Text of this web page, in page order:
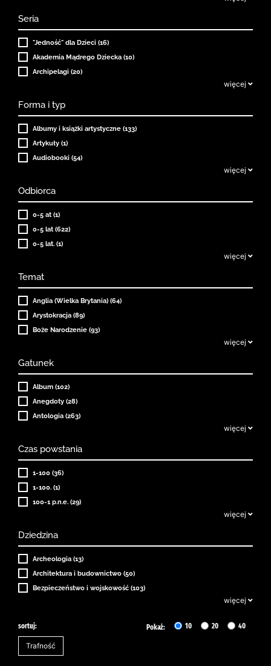
Seria
"Jedność" dla Dzieci (16)
Akademia Mądrego Dziecka (10)
Archipelagi (20)
więcej
Forma i typ
Albumy i książki artystyczne (133)
Artykuły (1)
Audiobooki (54)
więcej
Odbiorca
0-5 at (1)
0-5 lat (622)
0-5 lat. (1)
więcej
Temat
Anglia (Wielka Brytania) (64)
Arystokracja (89)
Boże Narodzenie (93)
więcej
Gatunek
Album (102)
Anegdoty (28)
Antologia (263)
więcej
Czas powstania
1-100 (36)
1-100. (1)
100-1 p.n.e. (29)
więcej
Dziedzina
Archeologia (13)
Architektura i budownictwo (50)
Bezpieczeństwo i wojskowość (103)
więcej
sortuj: Pokaż: 10 20 40